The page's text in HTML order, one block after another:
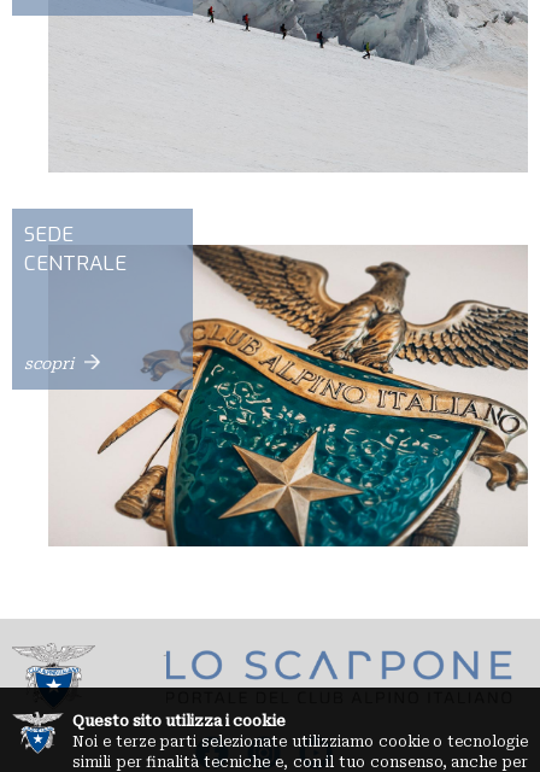
SEDE
CENTRALE
scopri
Questo sito utilizza i cookie
Noi e terze parti selezionate utilizziamo cookie o tecnologie
simili per finalità tecniche e, con il tuo consenso, anche per